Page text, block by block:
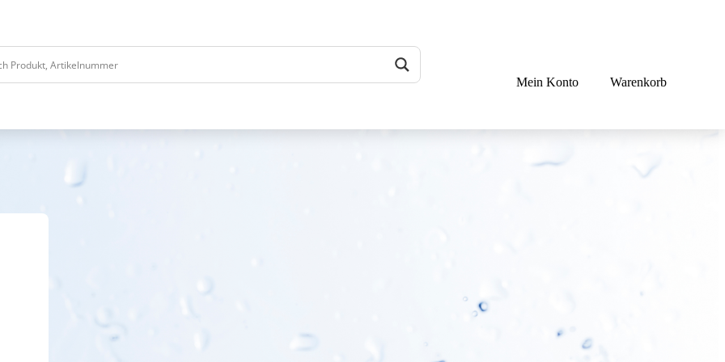
Mein Konto Warenkorb